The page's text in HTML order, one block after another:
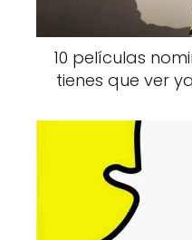
10 películas
tienes que ver